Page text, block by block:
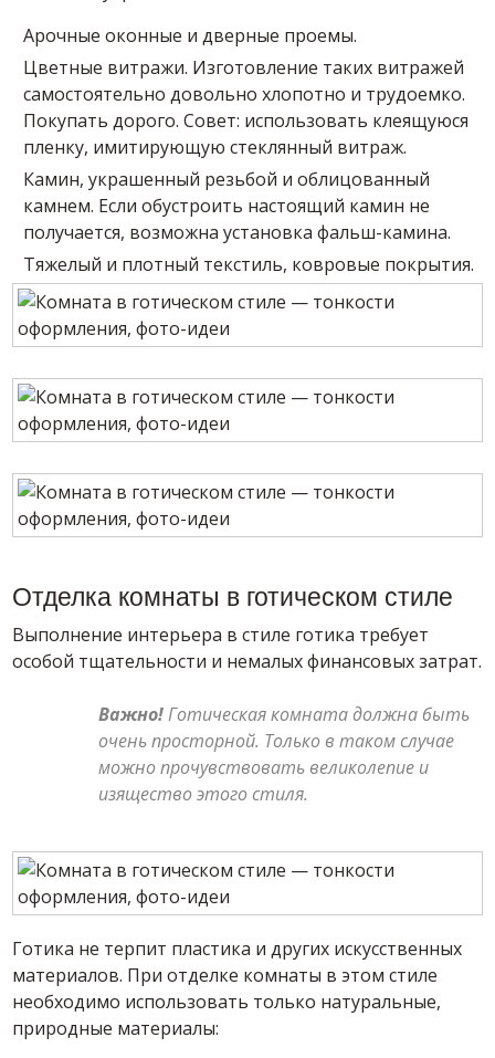
Арочные оконные и дверные проемы.
Цветные витражи. Изготовление таких витражей
самостоятельно довольно хлопотно и трудоемко.
Покупать дорого. Совет: использовать клеящуюся
пленку, имитирующую стеклянный витраж.
Камин, украшенный резьбой и облицованный
камнем. Если обустроить настоящий камин не
получается, возможна установка фальш-камина.
Тяжелый и плотный текстиль, ковровые покрытия.
Отделка комнаты в готическом стиле
Выполнение интерьера в стиле готика требует
особой тщательности и немалых финансовых затрат.
Важно!Готическая комната должна быть
очень просторной. Только в таком случае
можно прочувствовать великолепие и
изящество этого стиля.
Готика не терпит пластика и других искусственных
материалов. При отделке комнаты в этом стиле
необходимо использовать только натуральные,
природные материалы: